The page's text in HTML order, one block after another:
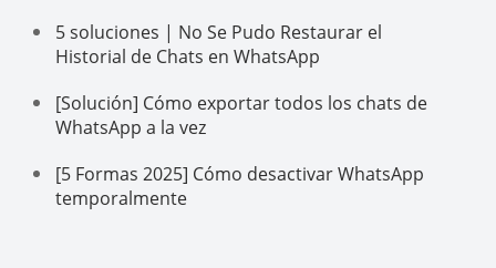
5 soluciones | No Se Pudo Restaurar el
Historial de Chats en WhatsApp
[Solución] Cómo exportar todos los chats de
WhatsApp a la vez
[5 Formas 2025] Cómo desactivar WhatsApp
temporalmente